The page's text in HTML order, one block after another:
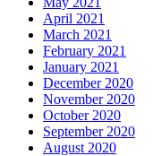
April 2021
March 2021
February 2021
January 2021
December 2020
November 2020
October 2020
September 2020
August 2020